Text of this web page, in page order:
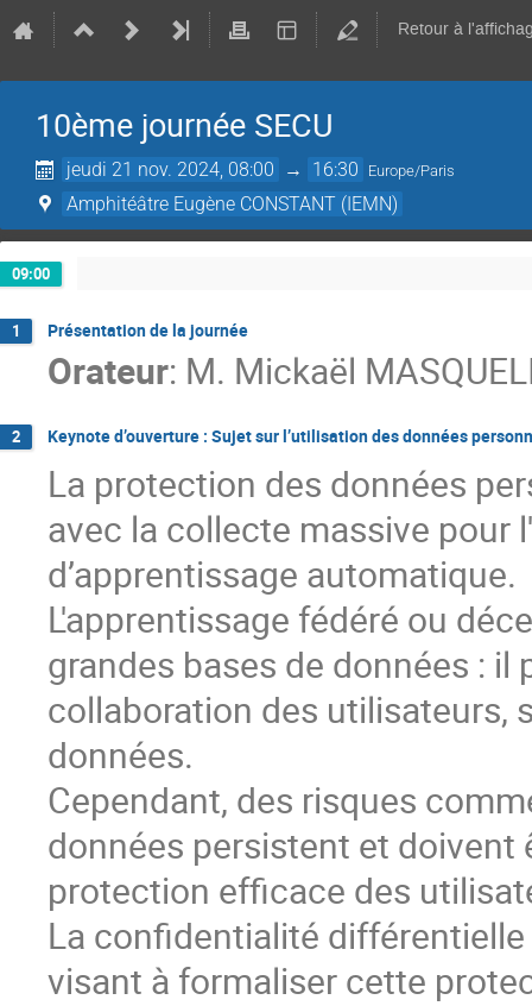
Retour à
10ème journée SECU
jeudi 21 nov. 2024, 08:00 → 16:30 Europe/Paris
Amphitéâtre Eugène CONSTANT (IEMN)
09:00
1 Présentation de la journée
Orateur: M. Mickaël
2 Keynote d’ouverture : Sujet sur l’utilisation des données
La protection des données
avec la collecte massive pour
d’apprentissage automatique.
L'apprentissage fédéré ou
grandes bases de données :
collaboration des utilisateurs,
données.
Cependant, des risques
données persistent et
protection efficace des
La confidentialité
visant à formaliser cette